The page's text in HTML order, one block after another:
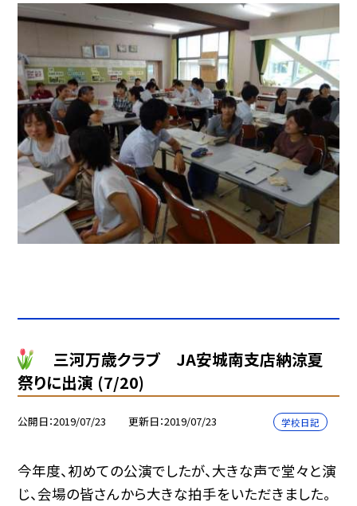
三河万歳クラブ JA安城南支店納涼夏
祭りに出演 (7/20)
公開日 2019/07/23 更新日 2019/07/23 学校日記
今年度、初めての公演でしたが、大きな声で堂々と演
じ、会場の皆さんから大きな拍手をいただきました。